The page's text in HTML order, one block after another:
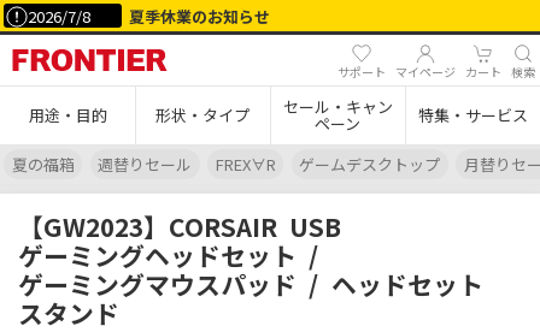
2026/7/8 夏季休業のお知らせ
サポート マイページ カート 検索
用途・目的 形状・タイプ セール・キャン
ペーン 特集・サービス
夏の福箱 週替りセール FREX∀R ゲームデスクトップ 月替りセ
【GW2023】CORSAIR USB
ゲーミングヘッドセット /
ゲーミングマウスパッド / ヘッドセット
スタンド